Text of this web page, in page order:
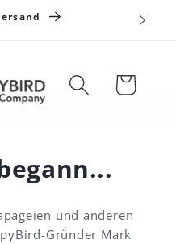
Warenkorb
und anderen
Gründer Mark